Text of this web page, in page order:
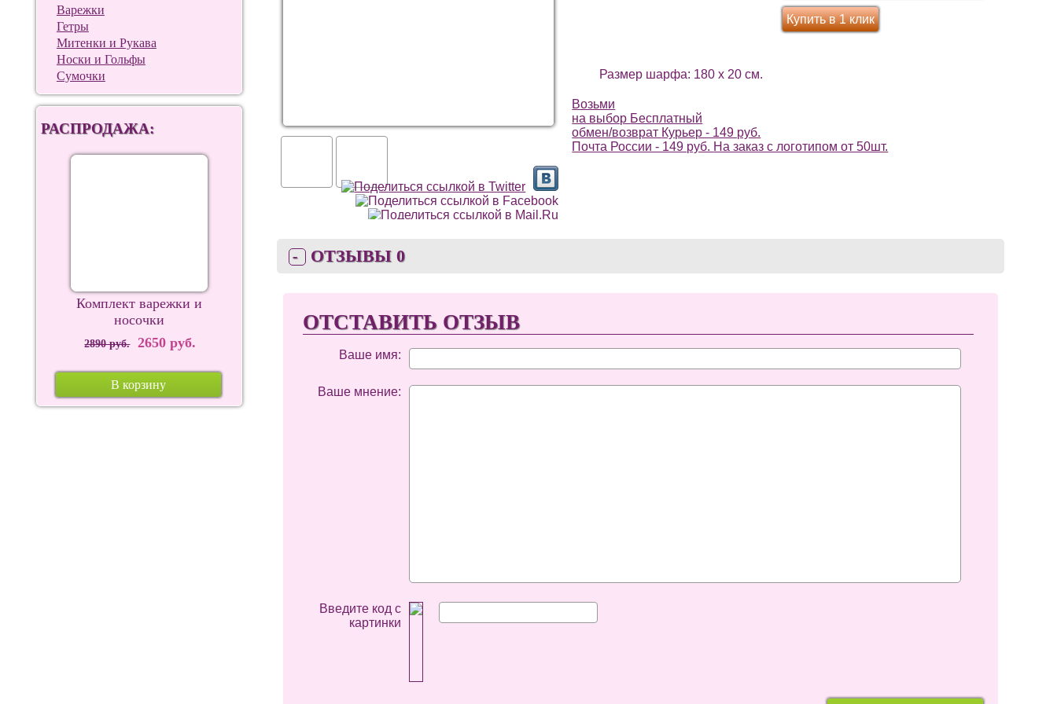
Варежки
Гетры
Митенки и Рукава
Носки и Гольфы
Сумочки
РАСПРОДАЖА:
Комплект варежки и
носочки
2890 руб.2650 руб.
В корзину
Купить в 1 клик
Размер шарфа: 180 х 20 см.
Возьми
на выбор Бесплатный
обмен/возврат Курьер - 149 руб.
Почта России - 149 руб. На заказ с логотипом от 50шт.
ОТЗЫВЫ0
ОТСТАВИТЬ ОТЗЫВ
Ваше имя:
Ваше мнение:
Введите код с
картинки